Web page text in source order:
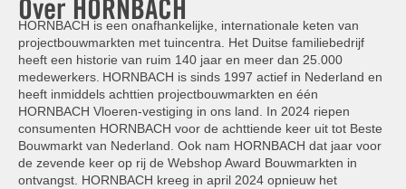
Over HORNBACH
HORNBACH is een onafhankelijke, internationale keten van
projectbouwmarkten met tuincentra. Het Duitse familiebedrijf
heeft een historie van ruim 140 jaar en meer dan 25.000
medewerkers. HORNBACH is sinds 1997 actief in Nederland en
heeft inmiddels achttien projectbouwmarkten en één
HORNBACH Vloeren-vestiging in ons land. In 2024 riepen
consumenten HORNBACH voor de achttiende keer uit tot Beste
Bouwmarkt van Nederland. Ook nam HORNBACH dat jaar voor
de zevende keer op rij de Webshop Award Bouwmarkten in
ontvangst. HORNBACH kreeg in april 2024 opnieuw het